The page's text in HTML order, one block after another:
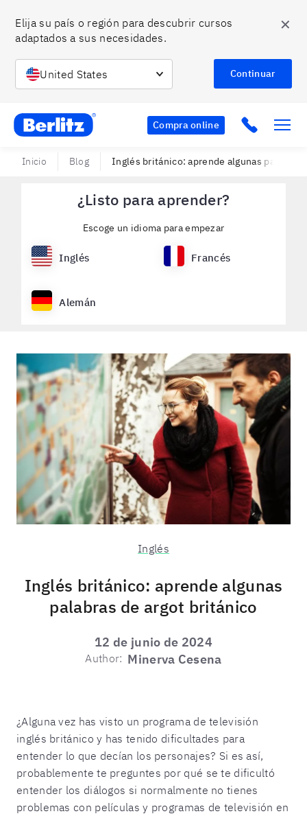
Elija su país o región para descubrir cursos
adaptados a sus necesidades.
United States Continuar
✕
Berlitz Chile Compra online Click to
Inicio Blog Inglés británico: aprende algunas palabras
¿Listo para aprender?
Escoge un idioma para empezar
Inglés Francés
Alemán
Inglés
Inglés británico: aprende algunas
palabras de argot británico
12 de junio de 2024
Author: Minerva Cesena
¿Alguna vez has visto un programa de televisión
inglés británico y has tenido dificultades para
entender lo que decían los personajes? Si es así,
probablemente te preguntes por qué se te dificultó
entender los diálogos si normalmente no tienes
problemas con películas y programas de televisión en